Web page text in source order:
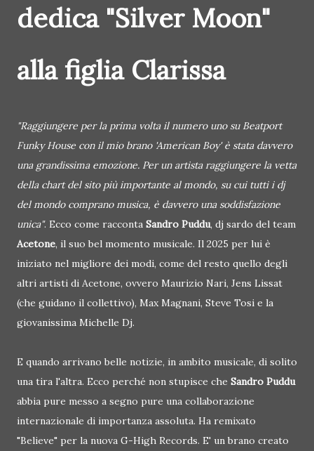
dedica "Silver Moon"
alla figlia Clarissa
"Raggiungere per la prima volta il numero uno su Beatport
Funky House con il mio brano 'American Boy' è stata davvero
una grandissima emozione. Per un artista raggiungere la vetta
della chart del sito più importante al mondo, su cui tutti i dj
del mondo comprano musica, è davvero una soddisfazione
unica". Ecco come racconta Sandro Puddu, dj sardo del team
Acetone, il suo bel momento musicale. Il 2025 per lui è
iniziato nel migliore dei modi, come del resto quello degli
altri artisti di Acetone, ovvero Maurizio Nari, Jens Lissat
(che guidano il collettivo), Max Magnani, Steve Tosi e la
giovanissima Michelle Dj.
E quando arrivano belle notizie, in ambito musicale, di solito
una tira l'altra. Ecco perché non stupisce che Sandro Puddu
abbia pure messo a segno pure una collaborazione
internazionale di importanza assoluta. Ha remixato
"Believe" per la nuova G-High Records. E' un brano creato